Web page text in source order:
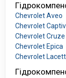
Chevrolet Aveo
Chevrolet
Chevrolet Cruze
Chevrolet Epica
Chevrolet